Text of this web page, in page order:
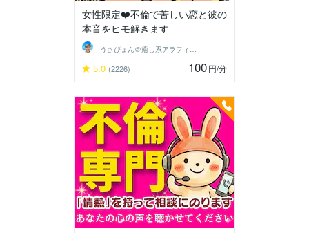
女性限定❤️不倫で苦しい恋と彼の
本音をヒモ解きます
うさぴょん＠癒し系アラフィフ心寄り添い人
5.0 (2226) 100円/分